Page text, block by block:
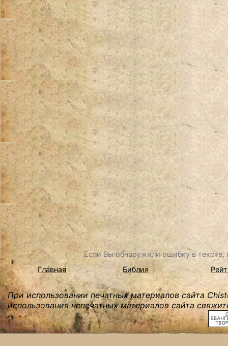
Если Вы обнаружили ошибку в
Главная
Библия
При использовании печатных материалов сайта
использования непечатных материалов сайта